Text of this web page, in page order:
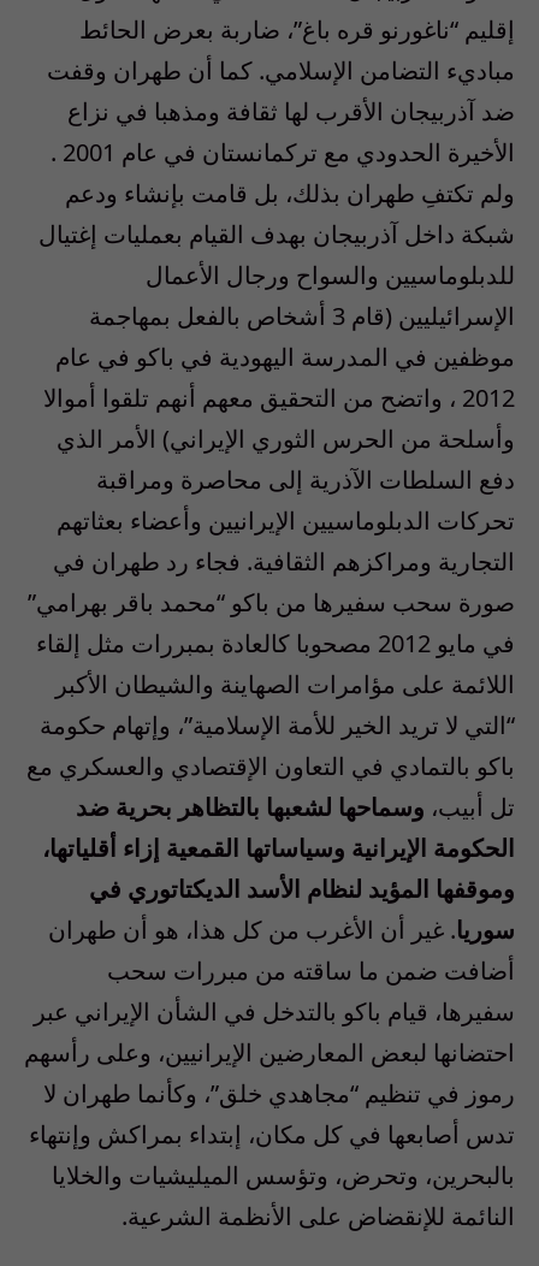
إقليم “ناغورنو قره باغ”، ضاربة بعرض الحائط
مباديء التضامن الإسلامي. كما أن طهران وقفت
ضد آذربيجان الأقرب لها ثقافة ومذهبا في نزاع
الأخيرة الحدودي مع تركمانستان في عام 2001 .
ولم تكتفِ طهران بذلك، بل قامت بإنشاء ودعم
شبكة داخل آذربيجان بهدف القيام بعمليات إغتيال
للدبلوماسيين والسواح ورجال الأعمال
الإسرائيليين (قام 3 أشخاص بالفعل بمهاجمة
موظفين في المدرسة اليهودية في باكو في عام
2012 ، واتضح من التحقيق معهم أنهم تلقوا أموالا
وأسلحة من الحرس الثوري الإيراني) الأمر الذي
دفع السلطات الآذرية إلى محاصرة ومراقبة
تحركات الدبلوماسيين الإيرانيين وأعضاء بعثاتهم
التجارية ومراكزهم الثقافية. فجاء رد طهران في
صورة سحب سفيرها من باكو “محمد باقر بهرامي”
في مايو 2012 مصحوبا كالعادة بمبررات مثل إلقاء
اللائمة على مؤامرات الصهاينة والشيطان الأكبر
“التي لا تريد الخير للأمة الإسلامية”، وإتهام حكومة
باكو بالتمادي في التعاون الإقتصادي والعسكري مع
تل أبيب، وسماحها لشعبها بالتظاهر بحرية ضد
الحكومة الإيرانية وسياساتها القمعية إزاء أقلياتها،
وموقفها المؤيد لنظام الأسد الديكتاتوري في
سوريا. غير أن الأغرب من كل هذا، هو أن طهران
أضافت ضمن ما ساقته من مبررات سحب
سفيرها، قيام باكو بالتدخل في الشأن الإيراني عبر
احتضانها لبعض المعارضين الإيرانيين، وعلى رأسهم
رموز في تنظيم “مجاهدي خلق”، وكأنما طهران لا
تدس أصابعها في كل مكان، إبتداء بمراكش وإنتهاء
بالبحرين، وتحرض، وتؤسس الميليشيات والخلايا
النائمة للإنقضاض على الأنظمة الشرعية.